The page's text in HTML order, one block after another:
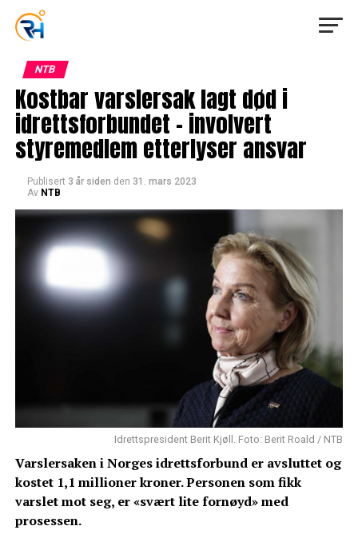
NTB
Kostbar varslersak lagt død i
idrettsforbundet – involvert
styremedlem etterlyser ansvar
Publisert 3 år siden den 31. mars 2023
Av NTB
Idrettspresident Berit Kjøll. Foto: Berit Roald / NTB
Varslersaken i Norges idrettsforbund er avsluttet og
kostet 1,1 millioner kroner. Personen som fikk
varslet mot seg, er «svært lite fornøyd» med
prosessen.